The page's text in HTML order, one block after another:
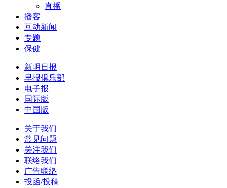
直播
播客
互动新闻
专题
保健
新明日报
早报俱乐部
电子报
国际版
中国版
关于我们
常见问题
关注我们
联络我们
广告联络
投函/投稿